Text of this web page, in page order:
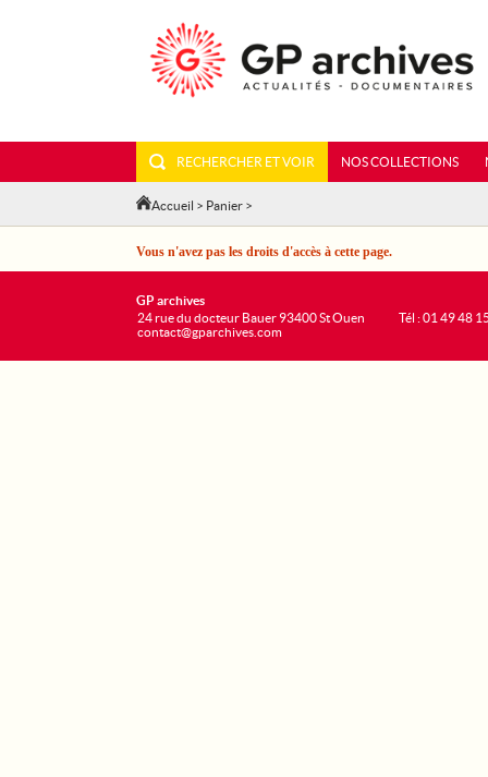
RECHERCHER ET VOIR NOS COLLECTIONS
Accueil > Panier >
Vous n'avez pas les droits d'accès à cette page.
GP archives
24 rue du docteur Bauer 93400 St Ouen
contact@gparchives.com
Tél : 01 49 48